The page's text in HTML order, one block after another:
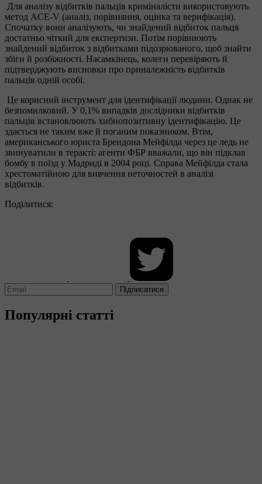
Для аналізу відбитків пальців криміналісти використовують
метод ACE-V (аналіз, порівняння, оцінка та верифікація).
Спочатку вони аналізують, чи знайдений відбиток пальця
достатньо чіткий для експертизи. Потім порівнюють
знайдений відбиток з відбитками підозрюваного, щоб знайти
збіги й розбіжності. Насамкінець, колеги перевіряють й
підтверджують висновки про приналежність відбитків
пальців одній особі.
Це корисний інструмент для ідентифікації людини. Однак не
безпомилковий. У 0,1% випадків дослідники відбитків
пальців встановлюють хибнопозитивну ідентифікацію. Це
здається не таким вже й поганим показником. Втім,
американського юриста Брендона Мейфілда через це ледь не
звинуватили в теракті: агенти ФБР вважали, що він підклав
бомбу в поїзд у Мадриді в 2004 році. Справа Мейфілда стала
хрестоматійною для вивчення неточностей в аналізі
відбитків.
Поділитися:
Підписатися
Популярні статті